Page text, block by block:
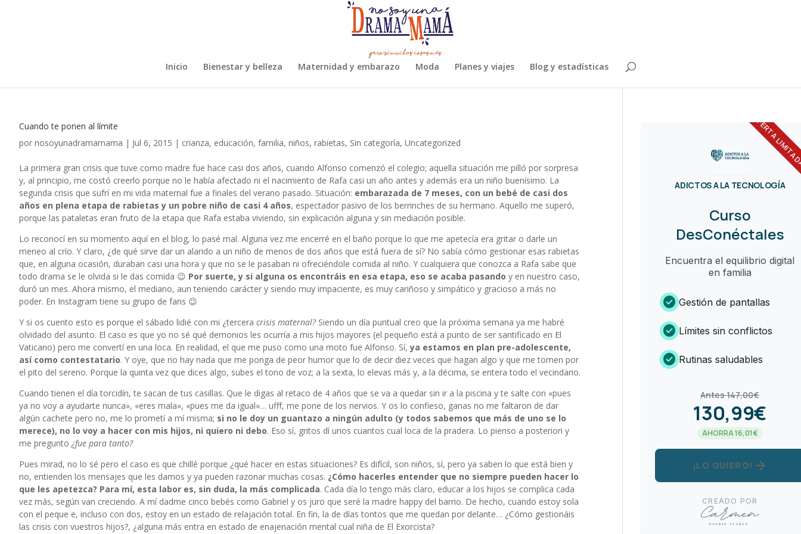
Inicio Bienestar y belleza Maternidad y embarazo Moda Planes y viajes Blog y estadísticas
Cuando te ponen al límite
por nosoyunadramamama | Jul 6, 2015 | crianza, educación, familia, niños, rabietas, Sin categoría, Uncategorized
La primera gran crisis que tuve como madre fue hace casi dos años, cuando Alfonso comenzó el colegio; aquella situación me pilló por sorpresa
y, al principio, me costó creerlo porque no le había afectado ni el nacimiento de Rafa casi un año antes y además era un niño buenísimo. La
segunda crisis que sufrí en mi vida maternal fue a finales del verano pasado. Situación: embarazada de 7 meses, con un bebé de casi dos
años en plena etapa de rabietas y un pobre niño de casi 4 años, espectador pasivo de los berrinches de su hermano. Aquello me superó,
porque las pataletas eran fruto de la etapa que Rafa estaba viviendo, sin explicación alguna y sin mediación posible.
Lo reconocí en su momento aquí en el blog, lo pasé mal. Alguna vez me encerré en el baño porque lo que me apetecía era gritar o darle un
meneo al crío. Y claro, ¿de qué sirve dar un alarido a un niño de menos de dos años que está fuera de sí? No sabía cómo gestionar esas rabietas
que, en alguna ocasión, duraban casi una hora y que no se le pasaban ni ofreciéndole comida al niño. Y cualquiera que conozca a Rafa sabe que
todo drama se le olvida si le das comida 😉 Por suerte, y si alguna os encontráis en esa etapa, eso se acaba pasando y en nuestro caso,
duró un mes. Ahora mismo, el mediano, aun teniendo carácter y siendo muy impaciente, es muy cariñoso y simpático y gracioso a más no
poder. En Instagram tiene su grupo de fans 😉
Y si os cuento esto es porque el sábado lidié con mi ¿tercera crisis maternal? Siendo un día puntual creo que la próxima semana ya me habré
olvidado del asunto. El caso es que yo no sé qué demonios les ocurría a mis hijos mayores (el pequeño está a punto de ser santificado en El
Vaticano) pero me convertí en una loca. En realidad, el que me puso como una moto fue Alfonso. Sí, ya estamos en plan pre-adolescente,
así como contestatario. Y oye, que no hay nada que me ponga de peor humor que lo de decir diez veces que hagan algo y que me tomen por
el pito del sereno. Porque la quinta vez que dices algo, subes el tono de voz; a la sexta, lo elevas más y, a la décima, se entera todo el vecindario.
Cuando tienen el día torcidín, te sacan de tus casillas. Que le digas al retaco de 4 años que se va a quedar sin ir a la piscina y te salte con «pues
ya no voy a ayudarte nunca», «eres mala», «pues me da igual»… ufff, me pone de los nervios. Y os lo confieso, ganas no me faltaron de dar
algún cachete pero no, me lo prometí a mí misma; si no le doy un guantazo a ningún adulto (y todos sabemos que más de uno se lo
merece), no lo voy a hacer con mis hijos, ni quiero ni debo. Eso sí, gritos dí unos cuantos cual loca de la pradera. Lo pienso a posteriori y
me pregunto ¿fue para tanto?
Pues mirad, no lo sé pero el caso es que chillé porque ¿qué hacer en estas situaciones? Es difícil, son niños, sí, pero ya saben lo que está bien y
no, entienden los mensajes que les damos y ya pueden razonar muchas cosas. ¿Cómo hacerles entender que no siempre pueden hacer lo
que les apetezca? Para mí, esta labor es, sin duda, la más complicada. Cada día lo tengo más claro, educar a los hijos se complica cada
vez más, según van creciendo. A mí dadme cinco bebés como Gabriel y os juro que seré la madre happy del barrio. De hecho, cuando estoy sola
con el peque e, incluso con dos, estoy en un estado de relajación total. En fin, la de días tontos que me quedan por delante… ¿Cómo gestionáis
las crisis con vuestros hijos?, ¿alguna más entra en estado de enajenación mental cual niña de El Exorcista?
OFERTA
ADICTOS A LA TECNOLOGÍA
Curso
DesConéctales
Encuentra el equilibrio digital
en familia
check_circle Gestión de pantallas
check_circle Límites sin conflictos
check_circle Rutinas saludables
Antes 147,00€
130,99€
AHORRA 16,01€
¡LO QUIERO! arrow_forward
CREADO POR